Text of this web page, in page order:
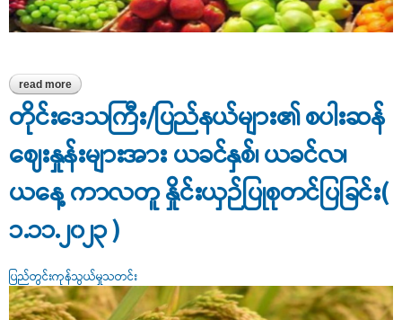
read more about သီရိမင်္ဂလာဈေးရှိ သစ်သီးဝလံဈေးနှုန်းများ
တိုင်းဒေသကြီး/ပြည်နယ်များ၏ စပါးဆန်
ဈေးနှုန်းများအား ယခင်နှစ်၊ ယခင်လ၊
ယနေ့ ကာလတူ နှိုင်းယှဉ်ပြုစုတင်ပြခြင်း(
၁.၁၁.၂၀၂၃ )
ပြည်တွင်းကုန်သွယ်မှုသတင်း